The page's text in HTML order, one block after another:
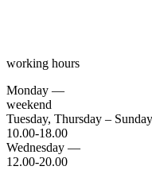
working hours
Monday —
weekend
Tuesday, Thursday –
10.00-18.00
Wednesday —
12.00-20.00